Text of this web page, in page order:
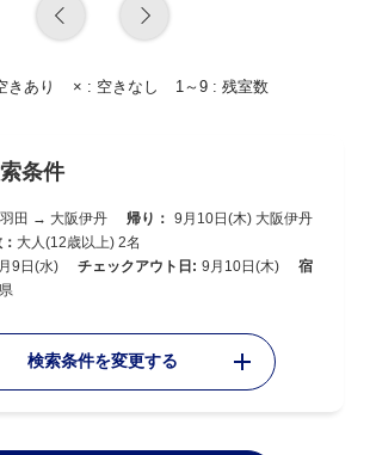
きあり × : 空きなし 1～9 : 残室数
条件
田 → 大阪伊丹 帰り： 9月10日(木) 大阪伊丹
大人(12歳以上) 2名
9日(水) チェックアウト日: 9月10日(木)
宿
検索条件を変更する